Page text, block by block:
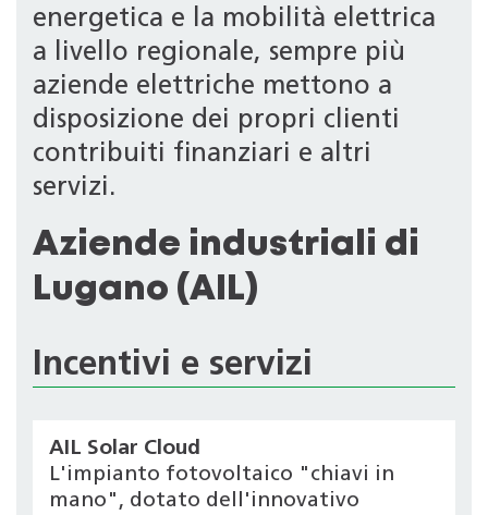
energetica e la mobilità elettrica
a livello regionale, sempre più
aziende elettriche mettono a
disposizione dei propri clienti
contribuiti finanziari e altri
servizi.
Aziende industriali di
Lugano (AIL)
Incentivi e servizi
AIL Solar Cloud
L'impianto fotovoltaico "chiavi in
mano", dotato dell'innovativo